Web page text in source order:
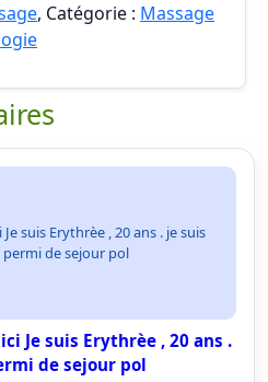
, Catégorie : Massage
suis Erythrèe , 20 ans . je suis
de sejour pol
Je suis Erythrèe , 20 ans .
de sejour pol